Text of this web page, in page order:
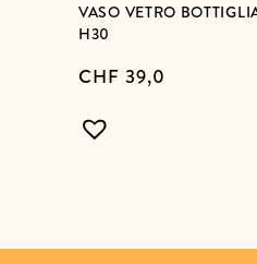
VASO VETRO
H30
CHF 39,0